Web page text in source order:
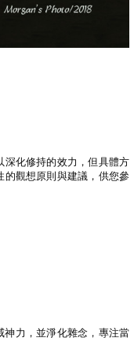
深化修持的效力，但具體方
觀想原則與建議，供您參
神力，並淨化雜念，專注當